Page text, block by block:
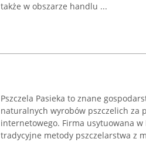
także w obszarze handlu ...
Pszczela Pasieka to znane
naturalnych wyrobów pszczelich za
internetowego. Firma usytuowana w
tradycyjne metody pszczelarstwa z